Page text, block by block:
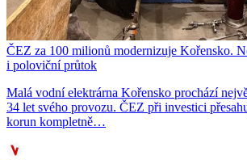
ČEZ za 100 milionů modernizuje Kořensko.
i poloviční průtok
Malá vodní elektrárna Kořensko prochází
34 let svého provozu. ČEZ při investici
korun kompletně…